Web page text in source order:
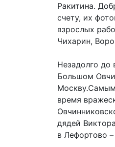
Ракитина.
счету, их
взрослых
Чихарин,
Незадолго до
Большом
Москву.Самым
время
дядей
в Лефортово